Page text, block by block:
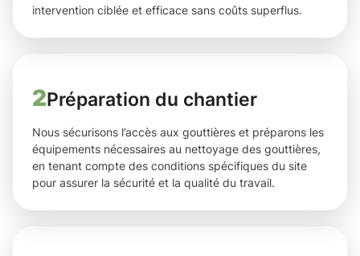
intervention ciblée et efficace sans coûts superflus.
2Préparation du chantier
Nous sécurisons l’accès aux gouttières et préparons les
équipements nécessaires au nettoyage des gouttières,
en tenant compte des conditions spécifiques du site
pour assurer la sécurité et la qualité du travail.